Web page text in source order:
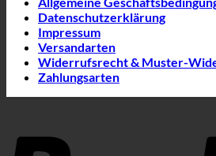
Datenschutzerklärung
Impressum
Versandarten
Widerrufsrecht & Muster-
Zahlungsarten